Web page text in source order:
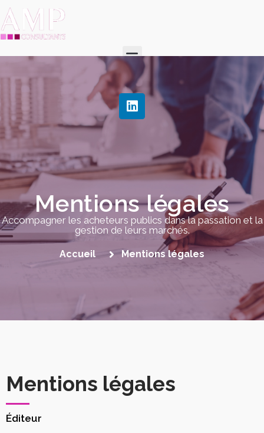
Mentions légales
Accompagner les acheteurs publics dans la passation et la
gestion de leurs marchés.
Accueil Mentions légales
Mentions légales
Éditeur